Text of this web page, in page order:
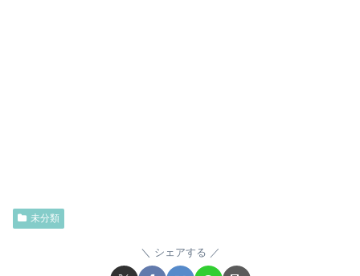
未分類
シェアする